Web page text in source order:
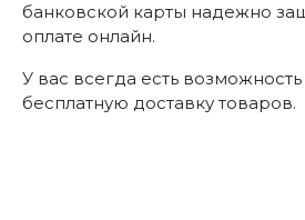
банковской карты надежно
оплате онлайн.
У вас всегда есть возможность
бесплатную доставку товаров.